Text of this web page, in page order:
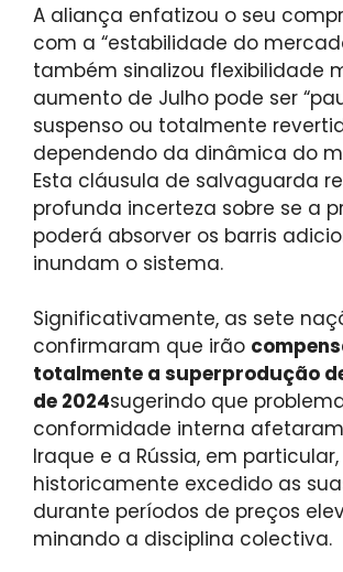
A aliança enfatizou o seu
com a “estabilidade do
também sinalizou flexibilidade
aumento de Julho pode ser
suspenso ou totalmente
dependendo da dinâmica do
Esta cláusula de salvaguarda
profunda incerteza sobre se a
poderá absorver os barris
inundam o sistema.
Significativamente, as sete
confirmaram que irão
totalmente a superprodução
de 2024sugerindo que
conformidade interna
Iraque e a Rússia, em
historicamente excedido as
durante períodos de preços
minando a disciplina colectiva.